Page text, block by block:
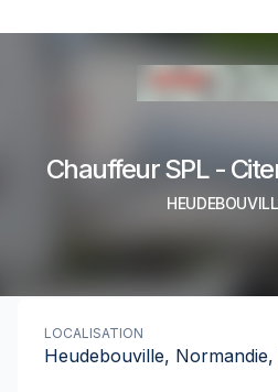
Chauffeur SPL -
LOCALISATION
Heudebouville,